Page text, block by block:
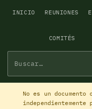
INICIO REUNIONES
COMITÉS
No es un
independientemente